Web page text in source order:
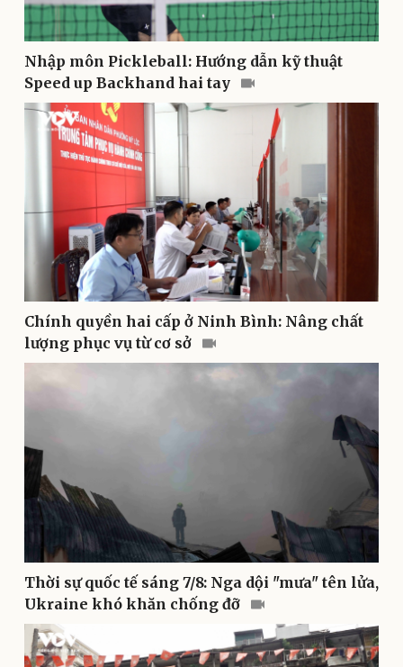
Doanh nghiệp
Thông tin doanh nghiệp
Doanh nghiệp 24h
Doanh nhân
Vì cộng đồng
Công nghệ
Sành điệu
Tin Công nghệ
Trải nghiệm
Chuyển đổi số
Sản phụ khoa
Nhi khoa
Nam khoa
Làm đẹp - giảm cân
Phòng mạch online
Ăn sạch sống khỏe
Nhập môn Pickleball: Hướng dẫn kỹ thuật
Speed up Backhand hai tay
Chính quyền hai cấp ở Ninh Bình: Nâng chất
lượng phục vụ từ cơ sở
Thời sự quốc tế sáng 7/8: Nga dội "mưa" tên lửa,
Ukraine khó khăn chống đỡ